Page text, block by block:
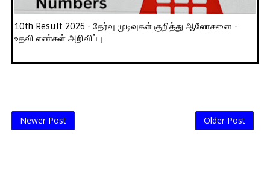
10th Result 2026 - தேர்வு முடிவுகள் குறித்து ஆலோசனை -
உதவி எண்கள் அறிவிப்பு
Newer Post Older Post